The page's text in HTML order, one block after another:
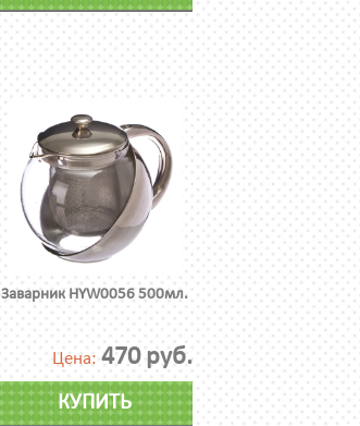
Заварник HYW0056 500мл.
Цена: 470 руб.
КУПИТЬ